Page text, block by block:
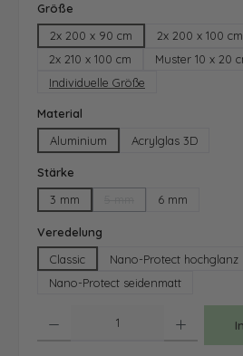
Größe
2x 200 x 90 cm
2x 200 x 100 cm
2x 210 x 100 cm
Muster 10 x 20
Individuelle Größe
Material
Aluminium
Acrylglas 3D
Stärke
3 mm
(Diese Option ist zurzeit
6 mm
Veredelung
Classic
Nano-Protect hochglanz
Nano-Protect seidenmatt